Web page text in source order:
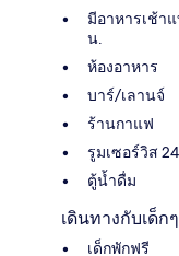
มีอาหารเช้า
น.
ห้องอาหาร
บาร์/เลานจ์
ร้านกาแฟ
รูมเซอร์วิส
ตู้น้ำดื่ม
เดินทางกับเด็กๆ
เด็กพักฟรี